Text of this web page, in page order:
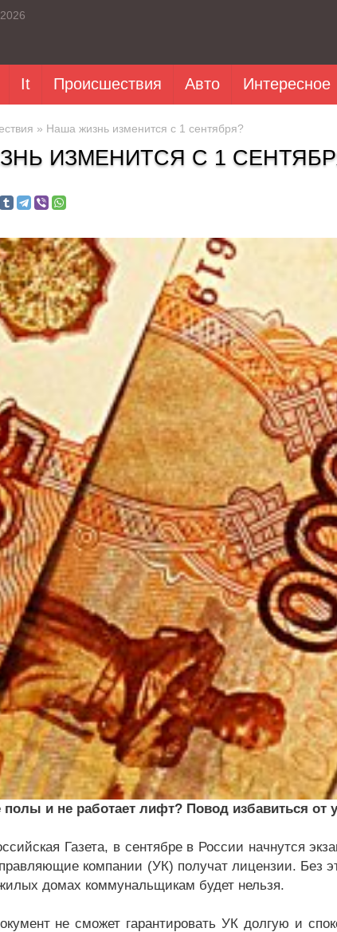
It Происшествия Авто Интересное
» Наша жизнь изменится с 1 сентября?
ИЗМЕНИТСЯ С 1
и не работает лифт? Повод избавиться от
Газета, в сентябре в России начнутся
компании (УК) получат лицензии. Без
домах коммунальщикам будет нельзя.
не сможет гарантировать УК долгую и